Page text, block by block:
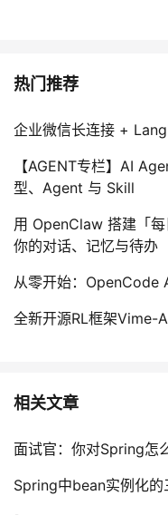
热门推荐
企业微信长连接 +
【AGENT专栏】AI
型、Agent 与 Skill
用 OpenClaw 搭建「
你的对话、记忆与待办
从零开始：OpenCode
全新开源RL框架Vime-
相关文章
面试官：你对Spring怎
Spring中bean实例化的